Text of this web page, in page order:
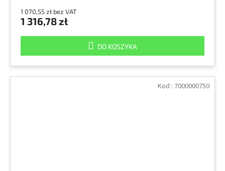
1 070,55 zł bez VAT
1 316,78 zł
DO KOSZYKA
Kod : 7000000750